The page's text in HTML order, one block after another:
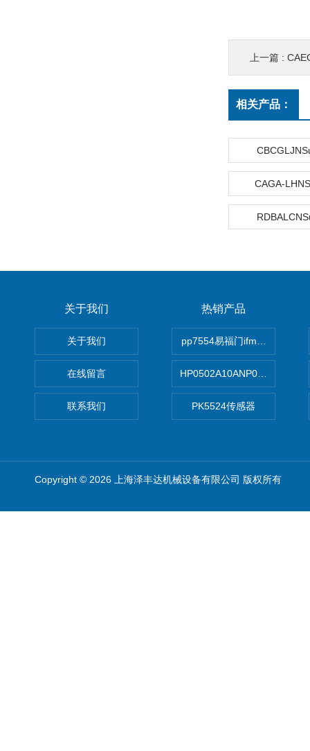
上一篇 :
相关产品：
CAGA-
关于我们
关于我们
在线留言
联系我们
热销产品
pp7554易福门ifm传感器
HP0502A10ANP01滤芯 Mp
PK5524传感器
Copyright © 2026 上海泽丰达机械设备有限公司 版权所有